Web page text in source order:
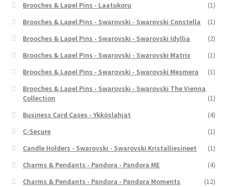
Brooches & Lapel Pins - Laatukoru
(1)
Brooches & Lapel Pins - Swarovski - Swarovski Constella
(1)
Brooches & Lapel Pins - Swarovski - Swarovski Idyllia
(2)
Brooches & Lapel Pins - Swarovski - Swarovski Matrix
(1)
Brooches & Lapel Pins - Swarovski - Swarovski Mesmera
(1)
Brooches & Lapel Pins - Swarovski - Swarovski The Vienna
Collection
(1)
Business Card Cases - Ykköslahjat
(4)
C-Secure
(1)
Candle Holders - Swarovski - Swarovski Kristalliesineet
(1)
Charms & Pendants - Pandora - Pandora ME
(4)
Charms & Pendants - Pandora - Pandora Moments
(12)